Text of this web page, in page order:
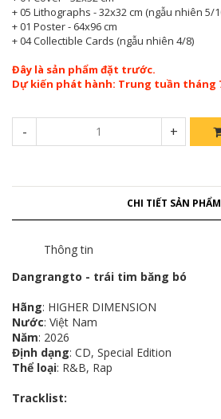
+ 05 Lithographs - 32x32 cm (ngẫu nhiên 5/
+ 01 Poster - 64x96 cm
+ 04 Collectible Cards (ngẫu nhiên 4/8)
Đây là sản phẩm đặt trước.
Dự kiến phát hành: Trung tuần tháng
+
-
CHI TIẾT SẢN PHẨM
Thông tin
Dangrangto - trái tim băng bó
Hãng: HIGHER DIMENSION
Nước: Việt Nam
Năm: 2026
Định dạng: CD, Special Edition
Thể loại: R&B, Rap
Tracklist: